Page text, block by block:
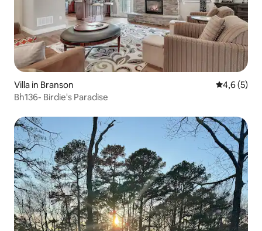
Villa in Branson
4,6 (5)
Bh136- Birdie's Paradise